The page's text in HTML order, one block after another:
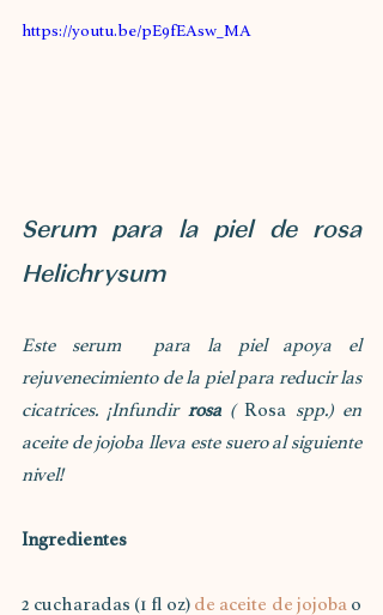
https://youtu.be/pE9fEAsw_MA
Serum para la piel de rosa
Helichrysum
Este serum  para la piel apoya el
rejuvenecimiento de la piel para reducir las
cicatrices. ¡Infundir rosa ( Rosa spp.) en
aceite de jojoba lleva este suero al siguiente
nivel!
Ingredientes
2 cucharadas (1 fl oz) de aceite de jojoba o